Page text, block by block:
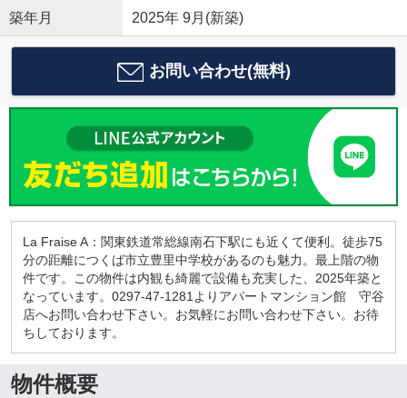
築年月 2025年 9月(新築)
お問い合わせ(無料)
La Fraise A：関東鉄道常総線南石下駅にも近くて便利。徒歩75
分の距離につくば市立豊里中学校があるのも魅力。最上階の物
件です。この物件は内観も綺麗で設備も充実した、2025年築と
なっています。0297-47-1281よりアパートマンション館 守谷
店へお問い合わせ下さい。お気軽にお問い合わせ下さい。お待
ちしております。
物件概要